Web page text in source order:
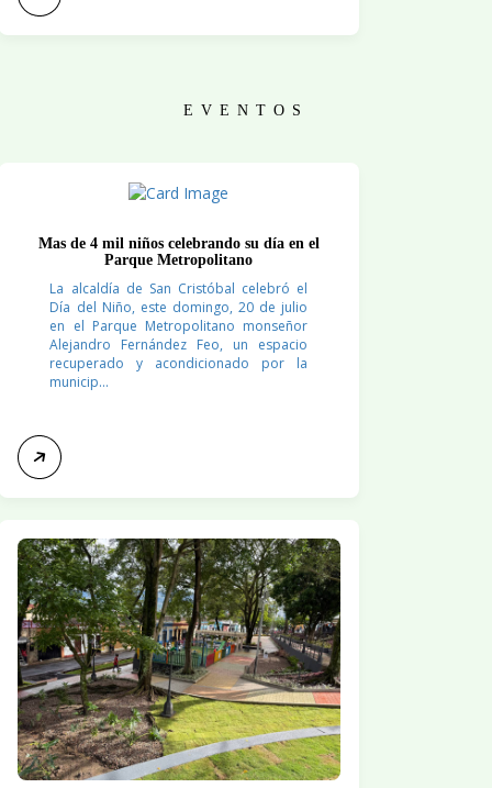
EVENTOS
Mas de 4 mil niños celebrando su día en el
Parque Metropolitano
La alcaldía de San Cristóbal celebró el
Día del Niño, este domingo, 20 de julio
en el Parque Metropolitano monseñor
Alejandro Fernández Feo, un espacio
recuperado y acondicionado por la
municip...